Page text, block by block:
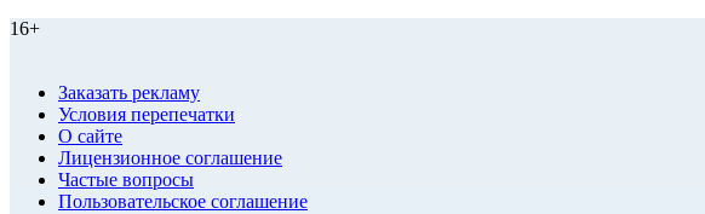
16+
Заказать рекламу
Условия перепечатки
О сайте
Лицензионное соглашение
Частые вопросы
Пользовательское соглашение